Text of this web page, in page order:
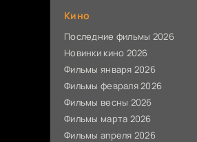
Кино
Последние фильмы 2026
Новинки кино 2026
Фильмы января 2026
Фильмы февраля 2026
Фильмы весны 2026
Фильмы марта 2026
Фильмы апреля 2026